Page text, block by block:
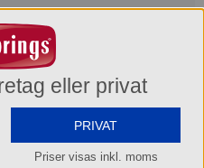
eller privat
PRIVAT
Priser visas inkl. moms